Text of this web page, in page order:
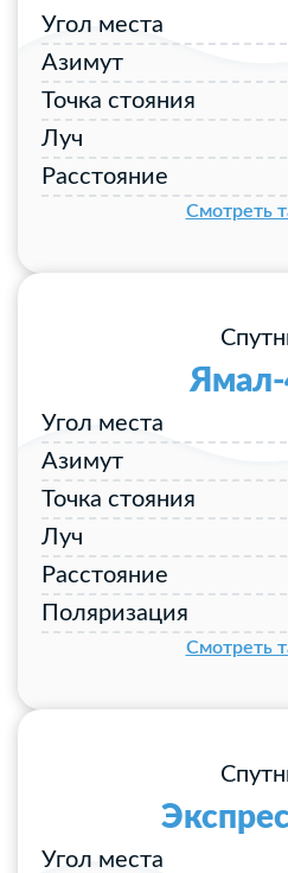
Угол места
Азимут
Точка стояния
Луч
Расстояние
Смотреть
Ямал-
Угол места
Азимут
Точка стояния
Луч
Расстояние
Поляризация
Смотреть
Угол места